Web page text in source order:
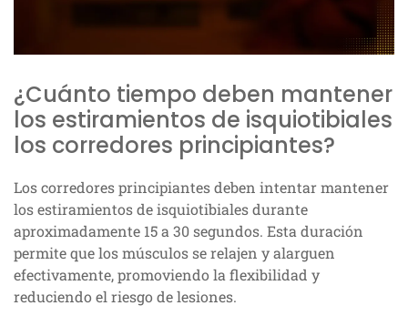
¿Cuánto tiempo deben mantener
los estiramientos de isquiotibiales
los corredores principiantes?
Los corredores principiantes deben intentar mantener
los estiramientos de isquiotibiales durante
aproximadamente 15 a 30 segundos. Esta duración
permite que los músculos se relajen y alarguen
efectivamente, promoviendo la flexibilidad y
reduciendo el riesgo de lesiones.